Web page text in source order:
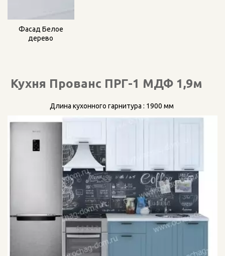
Фасад Белое
дерево
Кухня Прованс ПРГ-1 МДФ 1,9м
Длина кухонного гарнитура : 1900 мм